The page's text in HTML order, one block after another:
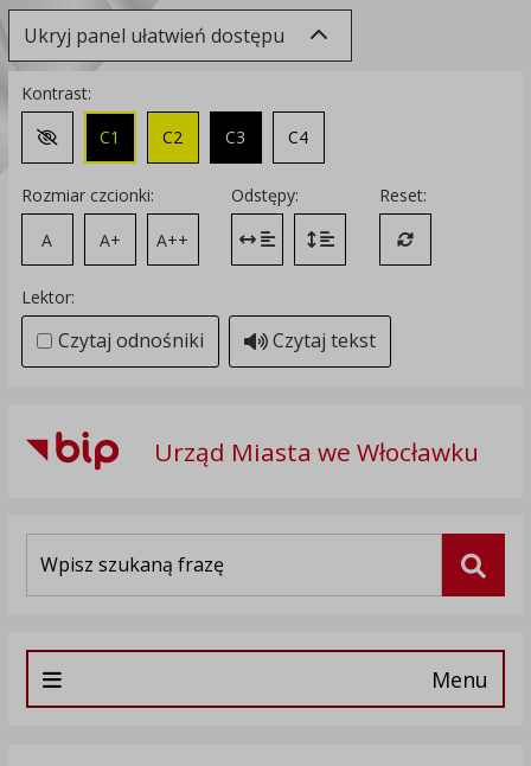
Ukryj panel ułatwień dostępu
Kontrast:
Zmień kontrast na domyślny
C1 C2 C3 C4
Rozmiar czcionki:
A
A+ A++
Odstępy:
Zmień odstęp między literami
Zmień interlinię i margines
Reset:
Przywróć
Lektor:
Czytaj odnośniki Czytaj tekst
Urząd Miasta we Włocławku
Menu